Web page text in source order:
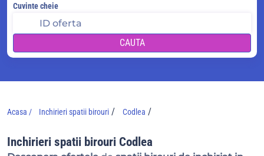
Cuvinte cheie
CAUTA
Acasa / Inchirieri spatii birouri / Codlea /
Inchirieri spatii birouri Codlea